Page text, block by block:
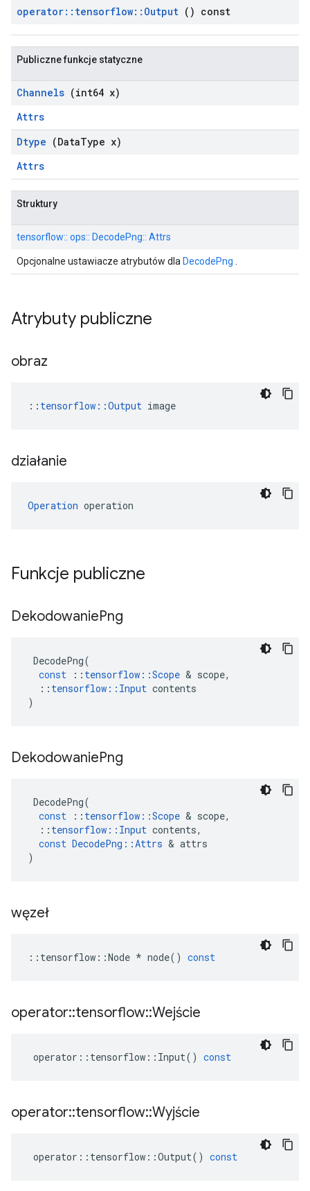
operator:: tensorflow:: Output () const
Publiczne funkcje statyczne
Channels (int64 x)
Attrs
Dtype (DataType x)
Attrs
Struktury
tensorflow:: ops:: DecodePng:: Attrs
Opcjonalne ustawiacze atrybutów dla DecodePng
Atrybuty publiczne
obraz
:: tensorflow::Output image
działanie
Operation operation
Funkcje publiczne
DekodowaniePng
DecodePng(
const
:: tensorflow ::Scope & scope,
:: tensorflow :: Input contents
)
DekodowaniePng
DecodePng(
const
:: tensorflow ::Scope & scope,
:: tensorflow :: Input contents,
const DecodePng ::Attrs & attrs
)
węzeł
:: tensorflow ::Node * node() const
operator::tensorflow::Wejście
operator :: tensorflow :: Input() const
operator::tensorflow::Wyjście
operator :: tensorflow ::Output() const